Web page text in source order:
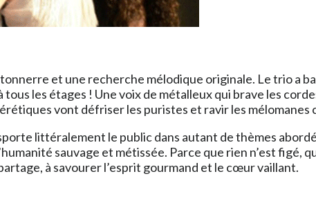
et une recherche mélodique originale. Le trio a
les étages ! Une voix de métalleux qui brave les
vont défriser les puristes et ravir les mélomanes
littéralement le public dans autant de thèmes
sauvage et métissée. Parce que rien n’est figé,
à savourer l’esprit gourmand et le cœur vaillant.